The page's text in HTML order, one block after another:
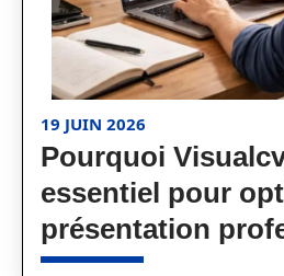
19 JUIN 2026
Pourquoi
essentiel pour
présentation